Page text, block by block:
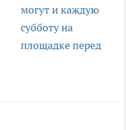
могут и каждую
субботу на
площадке перед